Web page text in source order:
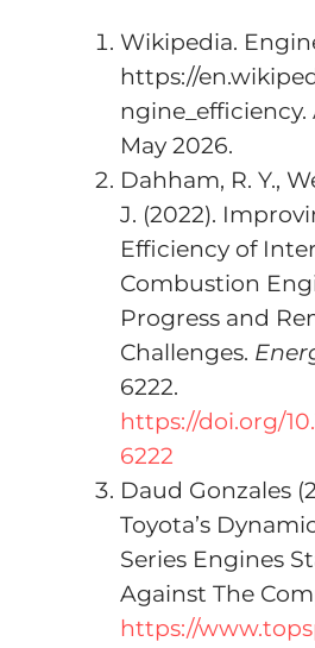
Wikipedia.
https://
ngine_efficiency.
May 2026.
Dahham, R. Y.,
J. (2022).
Efficiency of
Combustion
Progress and
Challenges.
6222.
https://doi.org/
6222
Daud Gonzales
Toyota’s
Series Engines
Against The
https://